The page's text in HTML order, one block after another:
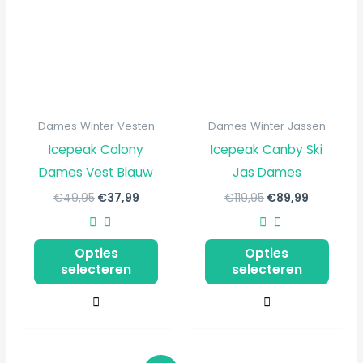
Dames Winter Vesten
Icepeak Colony
Dames Vest Blauw
€49,95 €37,99
Opties
selecteren
Dames Winter Jassen
Icepeak Canby Ski
Jas Dames
€119,95 €89,99
Opties
selecteren